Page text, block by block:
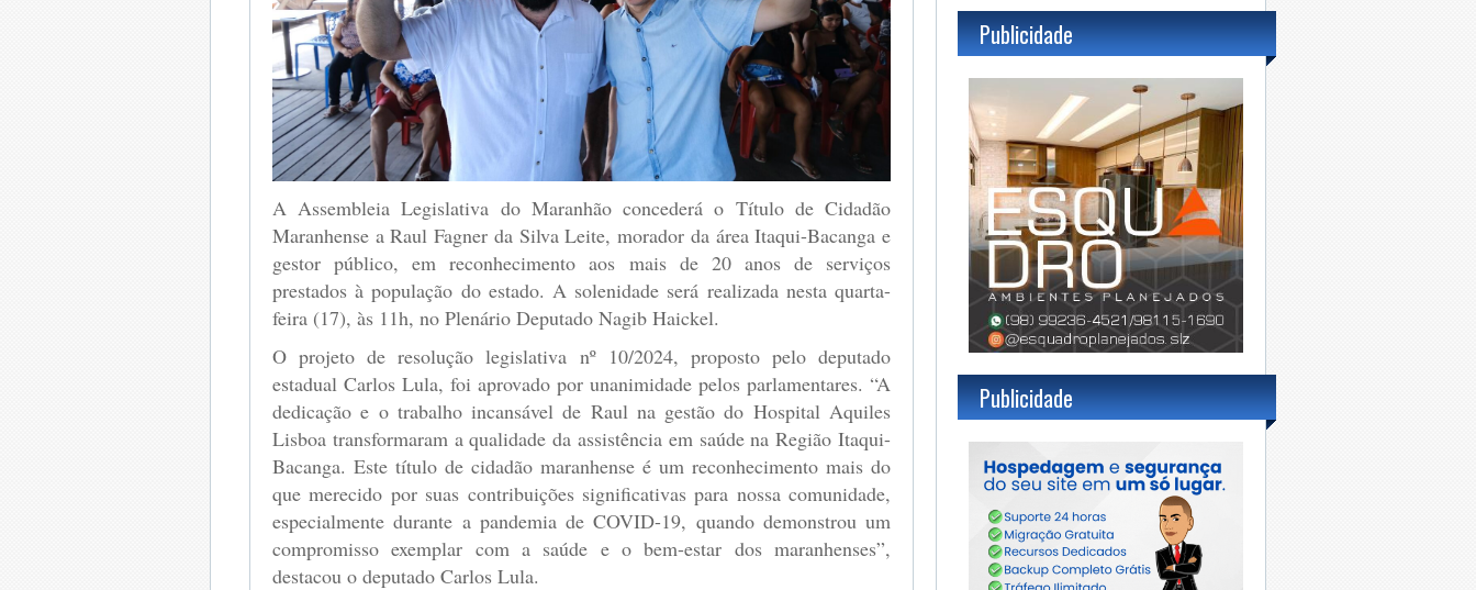
A Assembleia Legislativa do Maranhão concederá o Título de Cidadão
Maranhense a Raul Fagner da Silva Leite, morador da área Itaqui-Bacanga e
gestor público, em reconhecimento aos mais de 20 anos de serviços
prestados à população do estado. A solenidade será realizada nesta quarta-
feira (17), às 11h, no Plenário Deputado Nagib Haickel.
O projeto de resolução legislativa nº 10/2024, proposto pelo deputado
estadual Carlos Lula, foi aprovado por unanimidade pelos parlamentares. “A
dedicação e o trabalho incansável de Raul na gestão do Hospital Aquiles
Lisboa transformaram a qualidade da assistência em saúde na Região Itaqui-
Bacanga. Este título de cidadão maranhense é um reconhecimento mais do
que merecido por suas contribuições significativas para nossa comunidade,
especialmente durante a pandemia de COVID-19, quando demonstrou um
compromisso exemplar com a saúde e o bem-estar dos maranhenses”,
destacou o deputado Carlos Lula.
Publicidade
Publicidade